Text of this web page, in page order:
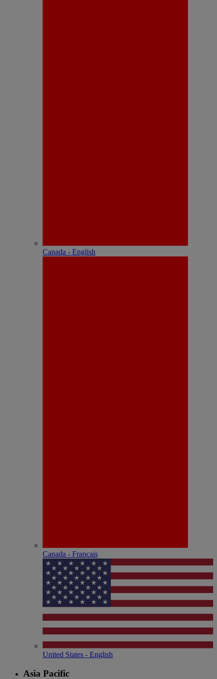
Canada - English
Canada - Français
United States - English
Asia Pacific